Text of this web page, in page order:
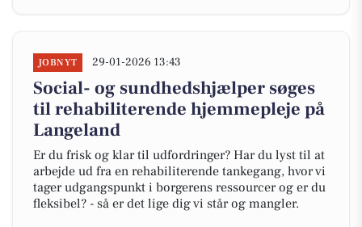
JOBNYT 29-01-2026 13:43
Social- og sundhedshjælper søges
til rehabiliterende hjemmepleje på
Langeland
Er du frisk og klar til udfordringer? Har du lyst til at
arbejde ud fra en rehabiliterende tankegang, hvor vi
tager udgangspunkt i borgerens ressourcer og er du
fleksibel? - så er det lige dig vi står og mangler.